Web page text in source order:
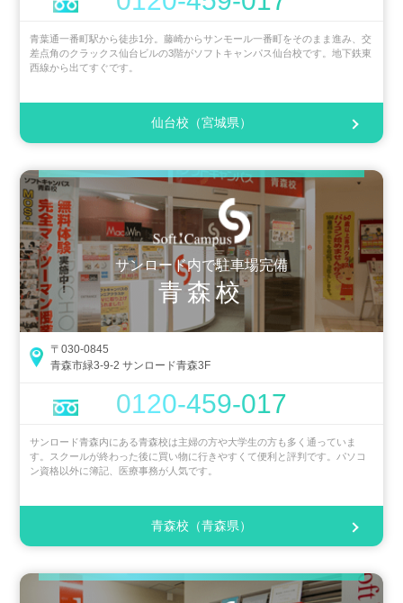
青葉通一番町駅から徒歩1分。藤崎からサンモール一番町をそのまま進み、交
差点角のクラックス仙台ビルの3階がソフトキャンパス仙台校です。地下鉄東
西線から出てすぐです。
仙台校（宮城県）
サンロード内で駐車場完備
青森校
〒030-0845
青森市緑3-9-2 サンロード青森3F
0120-459-017
サンロード青森内にある青森校は主婦の方や大学生の方も多く通っていま
す。スクールが終わった後に買い物に行きやすくて便利と評判です。パソコ
ン資格以外に簿記、医療事務が人気です。
青森校（青森県）